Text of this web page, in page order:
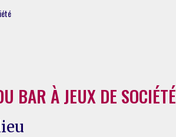
BAR À JEUX DE SOCIÉTÉ